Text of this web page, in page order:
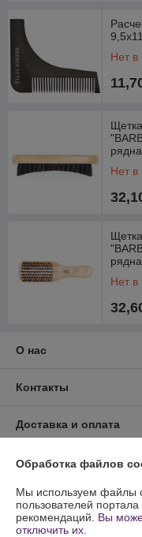
Нет в
Нет в
Нет в
О нас
Контакты
Доставка и оплата
График работы
Полная версия сайта
Обработка файлов
Мы используем файлы
пользователей
рекомендаций. Вы
отключить их.